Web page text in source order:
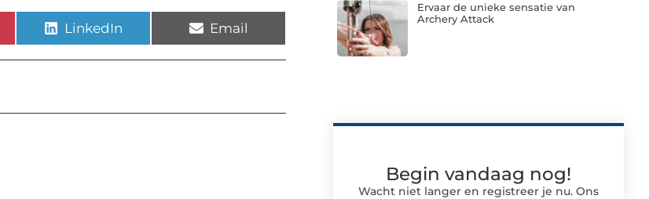
LinkedIn Email
Ervaar de unieke sensatie van
Archery Attack
Begin vandaag nog!
Wacht niet langer en registreer je nu. Ons